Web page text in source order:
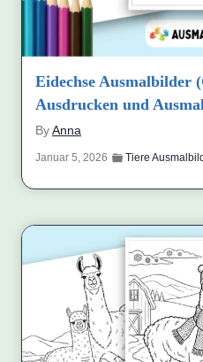
Eidechse Ausmalbilder
Ausdrucken und
ByAnna
Januar 5, 2026 Tiere